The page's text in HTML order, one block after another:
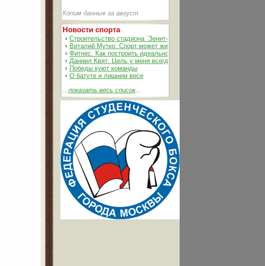
Копим данные за август
Новости спорта
▫ Строительство стадиона `Зенит-Арена` идет согласно графика
▫ Виталий Мутко: Спорт может жить без допинга
▫ Фитнес. Как построить идеальное тело
▫ Даниил Квят: Цель у меня всегда одна – выжимать из себя и
▫ Победы куют команды
▫ О батуте и лишнем весе
...показать весь список...